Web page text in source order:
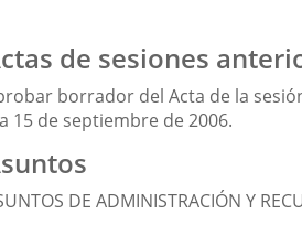
de sesiones
borrador del Acta de la
15 de septiembre de 2006.
DE ADMINISTRACIÓN Y